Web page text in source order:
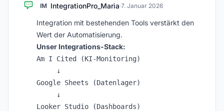
IM IntegrationPro_Maria·7. Januar 2026
Integration mit bestehenden Tools verstärkt den
Wert der Automatisierung.
Unser Integrations-Stack:
Am I Cited (KI-Monitoring)
     ↓
Google Sheets (Datenlager)
     ↓
Looker Studio (Dashboards)